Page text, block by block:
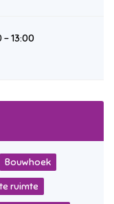
– 13:00
Bouwhoek
ruimte